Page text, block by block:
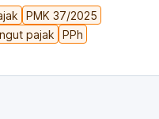
PMK 37/2025
pajak
PPh